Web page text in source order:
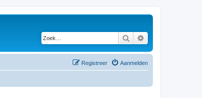
Zoek
Aanmelden
Registreer